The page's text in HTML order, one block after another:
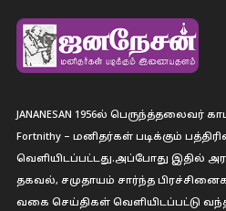
JANANESAN 1956ல் பெருந்த்தலைவர்
Fortnithy – மனிதர்கள் படிக்கும்
வெளியிடப்பட்டது.அப்போது இதில்
தகவல், சமுதாயம் சார்ந்த
வகை செய்திகள் வெளியிடப்பட்டு